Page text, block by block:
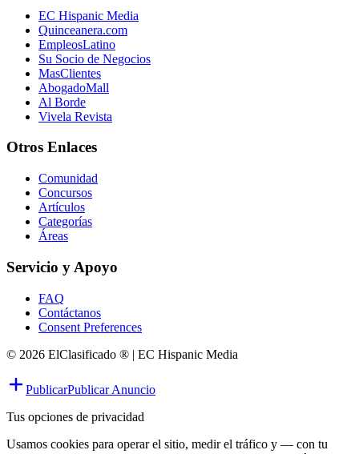
EC Hispanic Media
Quinceanera.com
EmpleosLatino
Su Socio de Negocios
MasClientes
AbogadoMall
Al Borde
Vivela Revista
Otros Enlaces
Comunidad
Concursos
Artículos
Categorías
Áreas
Servicio y Apoyo
FAQ
Contáctanos
Consent Preferences
© 2026 ElClasificado ® | EC Hispanic Media
PublicarPublicar Anuncio
Tus opciones de privacidad
Usamos cookies para operar el sitio, medir el tráfico y — con tu